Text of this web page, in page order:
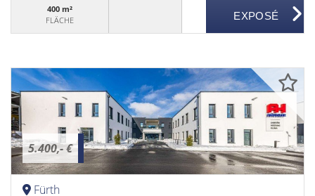
400 m²
FLÄCHE
5.400,- €
Fürth